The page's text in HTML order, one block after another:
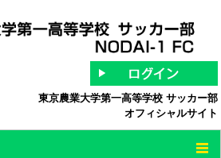
東京農業大学第一高等学校 サッカー部
オフィシャルサイト